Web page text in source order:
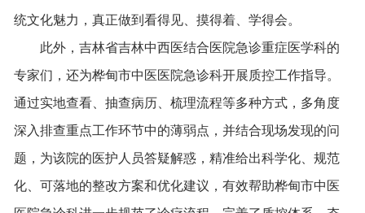
统文化魅力，真正做到看得见、摸得着、学得会。
此外，吉林省吉林中西医结合医院急诊重症医学科的
专家们，还为桦甸市中医医院急诊科开展质控工作指导。
通过实地查看、抽查病历、梳理流程等多种方式，多角度
深入排查重点工作环节中的薄弱点，并结合现场发现的问
题，为该院的医护人员答疑解惑，精准给出科学化、规范
化、可落地的整改方案和优化建议，有效帮助桦甸市中医